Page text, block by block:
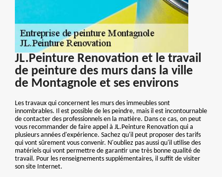
JL.Peinture Renovation et le travail
de peinture des murs dans la ville
de Montagnole et ses environs
Les travaux qui concernent les murs des immeubles sont
innombrables. Il est possible de les peindre, mais il est incontournable
de contacter des professionnels en la matière. Dans ce cas, on peut
vous recommander de faire appel à JL.Peinture Renovation qui a
plusieurs années d'expérience. Sachez qu'il peut proposer des tarifs
qui vont sûrement vous convenir. N'oubliez pas aussi qu'il utilise des
matériels qui vont permettre de garantir une très bonne qualité de
travail. Pour les renseignements supplémentaires, il suffit de visiter
son site Internet.